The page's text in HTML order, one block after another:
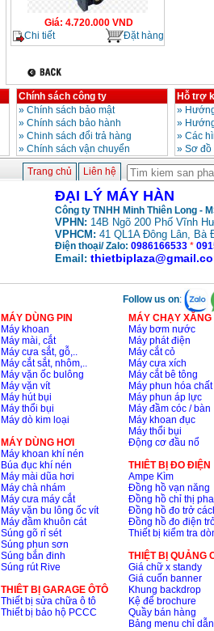
Giá: 4.720.000VND
Chi tiết
Đặt hàng
Chính sách công ty
» Chính sách bảo mật
» Chính sách bảo hành
» Chinh sách đổi trả hàng
» Chính sách vận chuyển
Hỗ trợ
»
»
» Các
» Sơ
Trang chủ Liên hệ
ĐẠI LÝ MÁY HÀN
Công ty TNHH Minh Thiên Long -
VPHN: 14B Ngõ 200 Phố Vĩnh
VPHCM: 41 QL1A Đông Lân, Bà
Điện thoại/ Zalo: 0986166533 *
Email:
Follow us on:
MÁY DÙNG PIN
Máy khoan
Máy mài, cắt
Máy cưa sắt, gỗ,..
Máy cắt sắt, nhôm,..
Máy vặn ốc bulông
Máy vặn vít
Máy hút bụi
Máy thổi bụi
Máy dò kim loại
MÁY DÙNG HƠI
Máy khoan khí nén
Búa đục khí nén
Máy mài dũa hơi
Máy chà nhám
Máy cưa máy cắt
Máy vặn bu lông ốc vít
Máy đầm khuôn cát
Súng gõ rỉ sét
Súng phun sơn
Súng bắn đinh
Súng rút Rive
THIÊT BỊ GARAGE ÔTÔ
Thiết bị sửa chữa ô tô
Thiết bị bảo hộ PCCC
MÁY CHẠY
Máy bơm nước
Máy phát điện
Máy cắt cỏ
Máy cưa xích
Máy cắt bê tông
Máy phun hóa chất
Máy phun áp lực
Máy đầm cóc / bàn
Máy khoan đục
Máy thổi bụi
Động cơ đầu nổ
THIÊT BỊ ĐO ĐIỆN
Ampe Kìm
Đồng hồ vạn năng
Đồng hồ chỉ thị pha
Đồng hồ đo trở
Đồng hồ đo điện
Thiết bị kiểm tra
THIỆT BỊ QUẢNG
Giá chữ x standy
Giá cuốn banner
Khung backdrop
Kệ để brochure
Quầy bán hàng
Bảng menu chỉ dẫn